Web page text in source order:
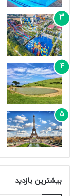
بیشترین بازدید